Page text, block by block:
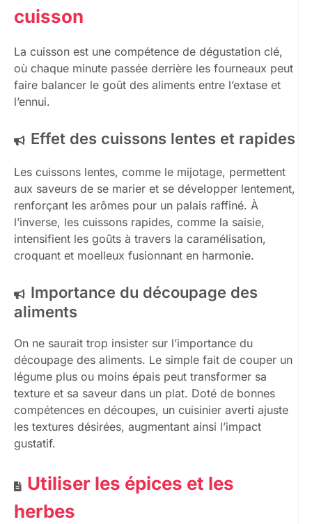
cuisson
La cuisson est une compétence de dégustation clé,
où chaque minute passée derrière les fourneaux peut
faire balancer le goût des aliments entre l’extase et
l’ennui.
Effet des cuissons lentes et rapides
Les cuissons lentes, comme le mijotage, permettent
aux saveurs de se marier et se développer lentement,
renforçant les arômes pour un palais raffiné. À
l’inverse, les cuissons rapides, comme la saisie,
intensifient les goûts à travers la caramélisation,
croquant et moelleux fusionnant en harmonie.
Importance du découpage des
aliments
On ne saurait trop insister sur l’importance du
découpage des aliments. Le simple fait de couper un
légume plus ou moins épais peut transformer sa
texture et sa saveur dans un plat. Doté de bonnes
compétences en découpes, un cuisinier averti ajuste
les textures désirées, augmentant ainsi l’impact
gustatif.
Utiliser les épices et les
herbes